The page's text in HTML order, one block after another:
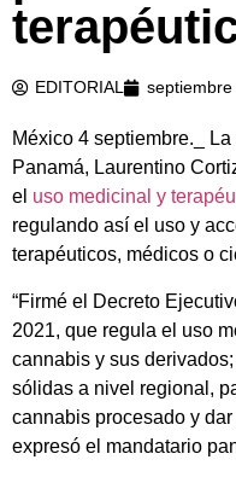
EDITORIAL septiembre
México 4 septiembre._
Panamá, Laurentino
el uso medicinal y
regulando así el uso y
terapéuticos, médicos o
“Firmé el Decreto
2021, que regula el uso
cannabis y sus
sólidas a nivel regional,
cannabis procesado y
expresó el mandatario